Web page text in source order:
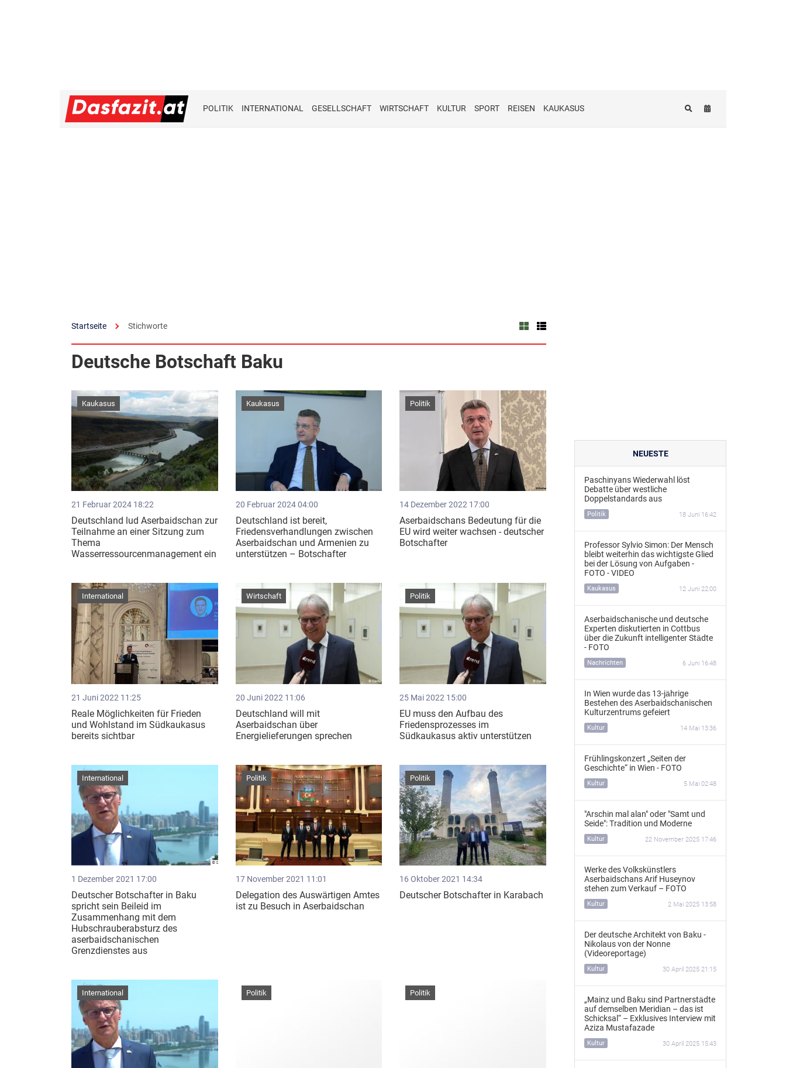
POLITIK INTERNATIONAL GESELLSCHAFT WIRTSCHAFT KULTUR SPORT REISEN KAUKASUS
Startseite Stichworte
Deutsche Botschaft Baku
21 Februar 2024 18:22
Deutschland lud Aserbaidschan zur
Teilnahme an einer Sitzung zum
Thema
Wasserressourcenmanagement ein
Kaukasus
20 Februar 2024 04:00
Deutschland ist bereit,
Friedensverhandlungen zwischen
Aserbaidschan und Armenien zu
unterstützen – Botschafter ​
Kaukasus
14 Dezember 2022 17:00
Aserbaidschans Bedeutung für die
EU wird weiter wachsen - deutscher
Botschafter
Politik
21 Juni 2022 11:25
Reale Möglichkeiten für Frieden
und Wohlstand im Südkaukasus
bereits sichtbar
International
20 Juni 2022 11:06
Deutschland will mit
Aserbaidschan über
Energielieferungen sprechen
Wirtschaft
25 Mai 2022 15:00
EU muss den Aufbau des
Friedensprozesses im
Südkaukasus aktiv unterstützen
Politik
1 Dezember 2021 17:00
Deutscher Botschafter in Baku
spricht sein Beileid im
Zusammenhang mit dem
Hubschrauberabsturz des
aserbaidschanischen
Grenzdienstes aus
International
17 November 2021 11:01
Delegation des Auswärtigen Amtes
ist zu Besuch in Aserbaidschan
Politik
16 Oktober 2021 14:34
Deutscher Botschafter in Karabach
Politik
International Politik Politik
NEUESTE
Paschinyans Wiederwahl löst
Debatte über westliche
Doppelstandards aus
Politik 18 Juni 16:42
Professor Sylvio Simon: Der Mensch
bleibt weiterhin das wichtigste Glied
bei der Lösung von Aufgaben -
FOTO - VIDEO
Kaukasus 12 Juni 22:00
Aserbaidschanische und deutsche
Experten diskutierten in Cottbus
über die Zukunft intelligenter Städte
- FOTO
Nachrichten 6 Juni 16:48
In Wien wurde das 13‑jährige
Bestehen des Aserbaidschanischen
Kulturzentrums gefeiert
Kultur 14 Mai 13:36
Frühlingskonzert „Seiten der
Geschichte“ in Wien - FOTO
Kultur 5 Mai 02:48
"Arschin mal alan" oder "Samt und
Seide": Tradition und Moderne
Kultur 22 November 2025 17:46
Werke des Volkskünstlers
Aserbaidschans Arif Huseynov
stehen zum Verkauf – FOTO
Kultur 2 Mai 2025 13:58
Der deutsche Architekt von Baku -
Nikolaus von der Nonne
(Videoreportage)
Kultur 30 April 2025 21:15
„Mainz und Baku sind Partnerstädte
auf demselben Meridian – das ist
Schicksal“ – Exklusives Interview mit
Aziza Mustafazade
Kultur 30 April 2025 15:43